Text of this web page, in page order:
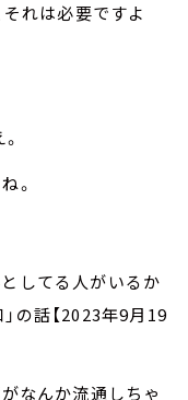
それは必要ですよ
。
してる人がいるか
の話【2023年9月19
がなんか流通しちゃ